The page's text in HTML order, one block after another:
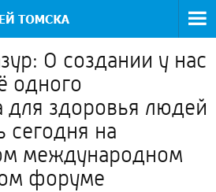
О создании у нас
одного
для здоровья людей
сегодня на
международном
форуме